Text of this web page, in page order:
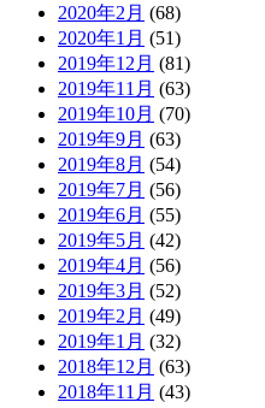
2020年2月 (68)
2020年1月 (51)
2019年12月 (81)
2019年11月 (63)
2019年10月 (70)
2019年9月 (63)
2019年8月 (54)
2019年7月 (56)
2019年6月 (55)
2019年5月 (42)
2019年4月 (56)
2019年3月 (52)
2019年2月 (49)
2019年1月 (32)
2018年12月 (63)
2018年11月 (43)